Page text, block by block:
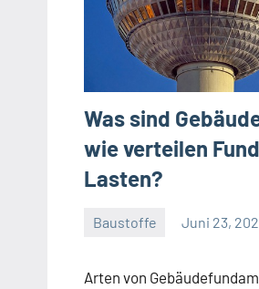
Was sind
wie verteilen
Lasten?
Baustoffe Juni 23,
Arten von